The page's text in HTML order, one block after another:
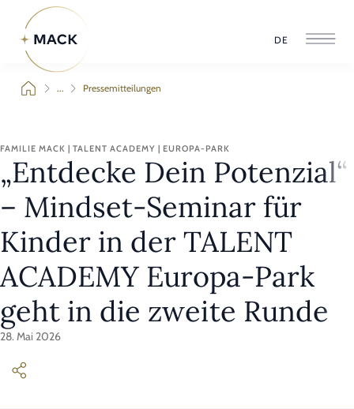
DE
... Pressemitteilungen
FAMILIE MACK | TALENT ACADEMY | EUROPA-PARK
„Entdecke Dein Potenzial“
– Mindset-Seminar für
Kinder in der TALENT
ACADEMY Europa-Park
geht in die zweite Runde
28. Mai 2026